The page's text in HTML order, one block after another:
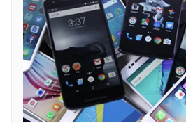
Emagazine
Photo
Video